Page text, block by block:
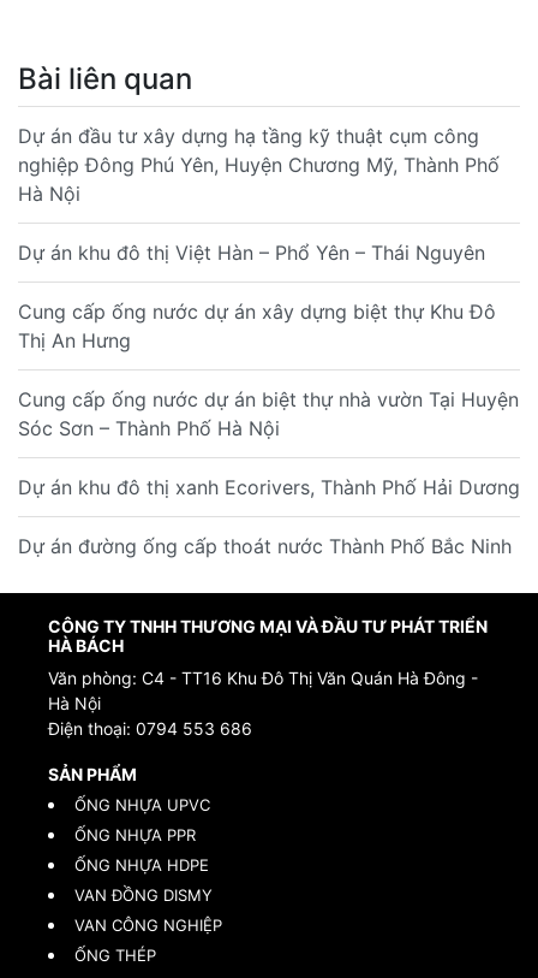
Bài liên quan
Dự án đầu tư xây dựng hạ tầng kỹ thuật cụm công
nghiệp Đông Phú Yên, Huyện Chương Mỹ, Thành Phố
Hà Nội
Dự án khu đô thị Việt Hàn – Phổ Yên – Thái Nguyên
Cung cấp ống nước dự án xây dựng biệt thự Khu Đô
Thị An Hưng
Cung cấp ống nước dự án biệt thự nhà vườn Tại Huyện
Sóc Sơn – Thành Phố Hà Nội
Dự án khu đô thị xanh Ecorivers, Thành Phố Hải Dương
Dự án đường ống cấp thoát nước Thành Phố Bắc Ninh
CÔNG TY TNHH THƯƠNG MẠI VÀ ĐẦU TƯ PHÁT TRIỂN
HÀ BÁCH
Văn phòng: C4 - TT16 Khu Đô Thị Văn Quán Hà Đông -
Hà Nội
Điện thoại: 0794 553 686
SẢN PHẨM
ỐNG NHỰA UPVC
ỐNG NHỰA PPR
ỐNG NHỰA HDPE
VAN ĐỒNG DISMY
VAN CÔNG NGHIỆP
ỐNG THÉP